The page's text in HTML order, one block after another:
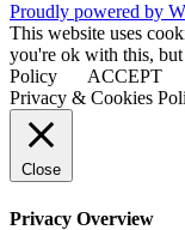
Proudly powered by
This website uses
you're ok with this,
Policy
ACCEPT
Privacy & Cookies
Close
Privacy Overview